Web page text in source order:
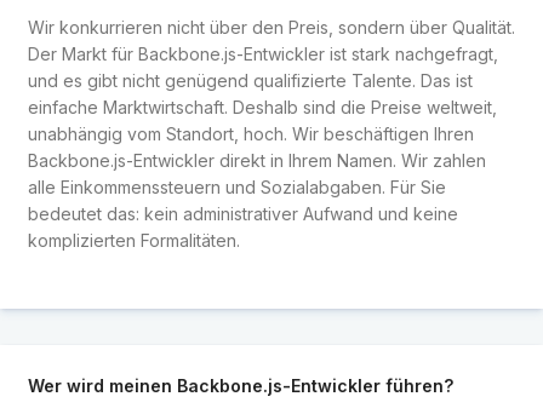
Wir konkurrieren nicht über den Preis, sondern über Qualität.
Der Markt für Backbone.js-Entwickler ist stark nachgefragt,
und es gibt nicht genügend qualifizierte Talente. Das ist
einfache Marktwirtschaft. Deshalb sind die Preise weltweit,
unabhängig vom Standort, hoch. Wir beschäftigen Ihren
Backbone.js-Entwickler direkt in Ihrem Namen. Wir zahlen
alle Einkommenssteuern und Sozialabgaben. Für Sie
bedeutet das: kein administrativer Aufwand und keine
komplizierten Formalitäten.
Wer wird meinen Backbone.js-Entwickler führen?